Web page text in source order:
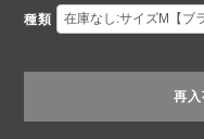
種類
再入